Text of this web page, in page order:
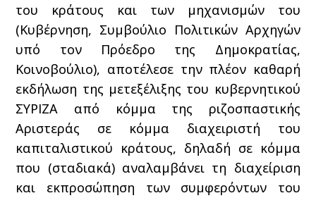
του κράτους και των μηχανισμών του
(Κυβέρνηση, Συμβούλιο Πολιτικών Αρχηγών
υπό τον Πρόεδρο της Δημοκρατίας,
Κοινοβούλιο), αποτέλεσε την πλέον καθαρή
εκδήλωση της μετεξέλιξης του κυβερνητικού
ΣΥΡΙΖΑ από κόμμα της ριζοσπαστικής
Αριστεράς σε κόμμα διαχειριστή του
καπιταλιστικού κράτους, δηλαδή σε κόμμα
που (σταδιακά) αναλαμβάνει τη διαχείριση
και εκπροσώπηση των συμφερόντων του